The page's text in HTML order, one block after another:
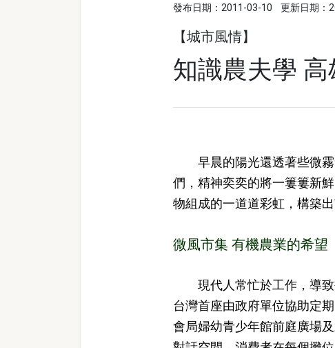
發布日期：2011-03-10 更新日期：
【城市風情】
知識農夫學
早晨的陽光還透著些微霧
們，精神奕奕的將一簍簍新
物組成的一道道彩虹，構築
微風市集 有機農業的希望
現代人常忙於工作，導致
台灣首座由政府單位協助定
會局婦幼青少年館前庭廣場